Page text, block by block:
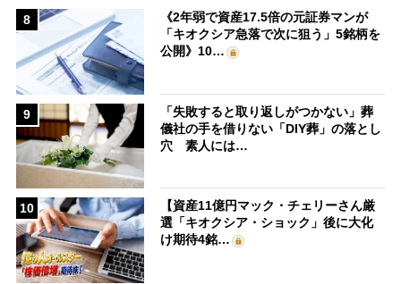
8
《2年弱で資産17.5倍の元証券マンが
「キオクシア急落で次に狙う」5銘柄を
公開》10…
9
「失敗すると取り返しがつかない」葬
儀社の手を借りない「DIY葬」の落とし
穴 素人には…
10
【資産11億円マック・チェリーさん厳
選「キオクシア・ショック」後に大化
け期待4銘…